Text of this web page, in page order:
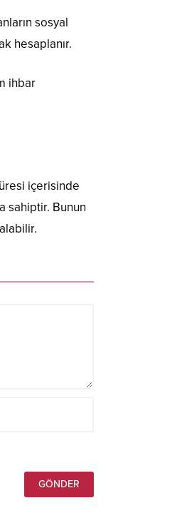
sosyal
hesaplanır.
ihbar
içerisinde
sahiptir. Bunun